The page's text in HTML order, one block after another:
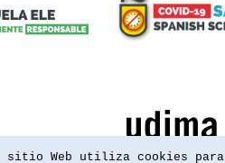
sitio Web utiliza cookies para